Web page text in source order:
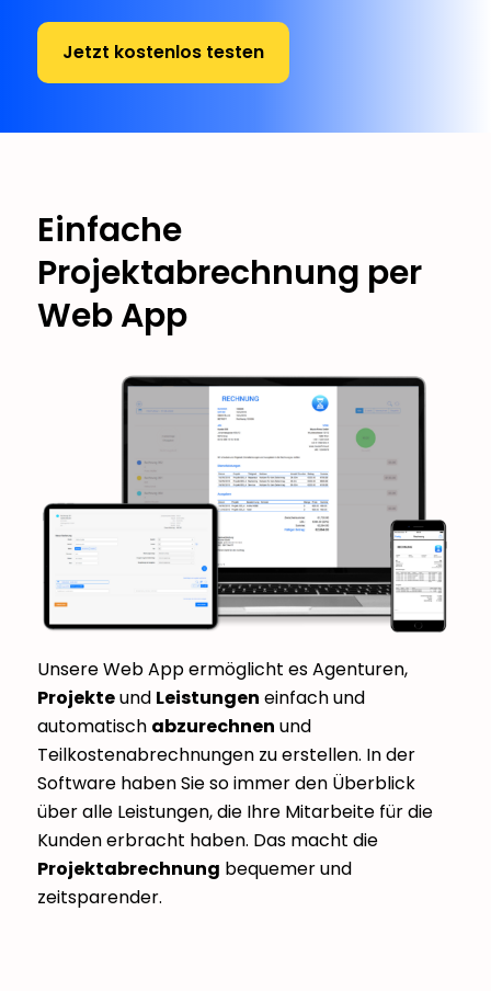
Jetzt kostenlos testen
Einfache
Projektabrechnung per
Web App
Unsere Web App ermöglicht es Agenturen,
Projekteund Leistungen einfach und
automatisch abzurechnen und
Teilkostenabrechnungen zu erstellen. In der
Software haben Sie so immer den Überblick
über alle Leistungen, die Ihre Mitarbeite für die
Kunden erbracht haben. Das macht die
Projektabrechnung bequemer und
zeitsparender.